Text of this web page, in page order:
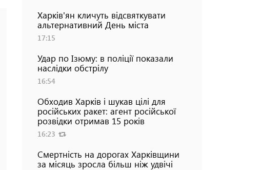
Харків'ян кличуть відсвяткувати
альтернативний День міста
17:15
Удар по Ізюму: в поліції показали
наслідки обстрілу
16:54
Обходив Харків і шукав цілі для
російських ракет: агент російської
розвідки отримав 15 років
16:23
Смертність на дорогах Харківщини
за місяць зросла більш ніж удвічі